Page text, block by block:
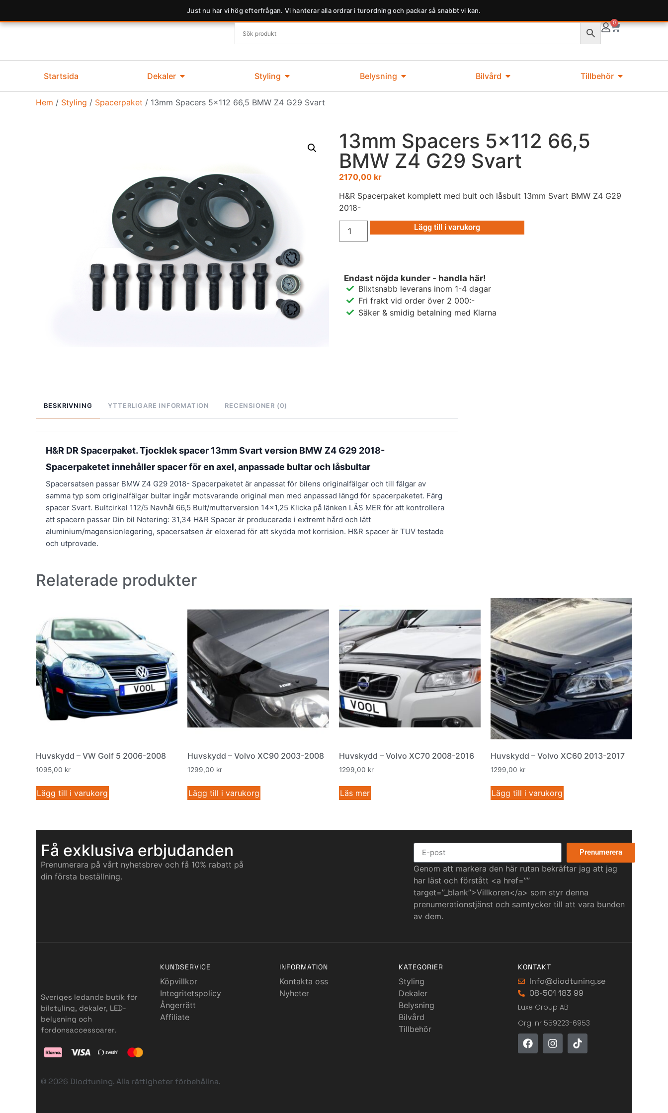
Just nu har vi hög efterfrågan. Vi hanterar alla ordrar i turordning och packar så snabbt vi kan.
0
Startsida Dekaler Styling Belysning Bilvård Tillbehör
Hem / Styling / Spacerpaket / 13mm Spacers 5×112 66,5 BMW Z4 G29 Svart
13mm Spacers 5×112 66,5
BMW Z4 G29 Svart
2170,00 kr
H&R Spacerpaket komplett med bult och låsbult 13mm Svart BMW Z4 G29
2018-
Lägg till i varukorg
Endast nöjda kunder - handla här!
Blixtsnabb leverans inom 1-4 dagar
Fri frakt vid order över 2 000:-
Säker & smidig betalning med Klarna
BESKRIVNING YTTERLIGARE INFORMATION RECENSIONER (0)
H&R DR Spacerpaket. Tjocklek spacer 13mm Svart version BMW Z4 G29 2018-
Spacerpaketet innehåller spacer för en axel, anpassade bultar och låsbultar
Spacersatsen passar BMW Z4 G29 2018- Spacerpaketet är anpassat för bilens originalfälgar och till fälgar av
samma typ som originalfälgar bultar ingår motsvarande original men med anpassad längd för spacerpaketet. Färg
spacer Svart. Bultcirkel 112/5 Navhål 66,5 Bult/mutterversion 14×1,25 Klicka på länken LÄS MER för att kontrollera
att spacern passar Din bil Notering: 31,34 H&R Spacer är producerade i extremt hård och lätt
aluminium/magensionlegering, spacersatsen är eloxerad för att skydda mot korrision. H&R spacer är TUV testade
och utprovade.
Relaterade produkter
Huvskydd – VW Golf 5 2006-2008
1095,00 kr
Lägg till i varukorg
Huvskydd – Volvo XC90 2003-2008
1299,00 kr
Lägg till i varukorg
Huvskydd – Volvo XC70 2008-2016
1299,00 kr
Läs mer
Huvskydd – Volvo XC60 2013-2017
1299,00 kr
Lägg till i varukorg
Få exklusiva erbjudanden
Prenumerara på vårt nyhetsbrev och få 10% rabatt på
din första beställning.
Prenumerera
Genom att markera den här rutan bekräftar jag att jag
har läst och förstått <a href=””
target=”_blank”>Villkoren</a> som styr denna
prenumerationstjänst och samtycker till att vara bunden
av dem.
Sveriges ledande butik för
bilstyling, dekaler, LED-
belysning och
fordonsaccessoarer.
KUNDSERVICE
Köpvillkor
Integritetspolicy
Ångerrätt
Affiliate
INFORMATION
Kontakta oss
Nyheter
KATEGORIER
Styling
Dekaler
Belysning
Bilvård
Tillbehör
KONTAKT
Info@diodtuning.se
08-501 183 99
Luxe Group AB
Org. nr 559223-6953
© 2026 Diodtuning. Alla rättigheter förbehållna.